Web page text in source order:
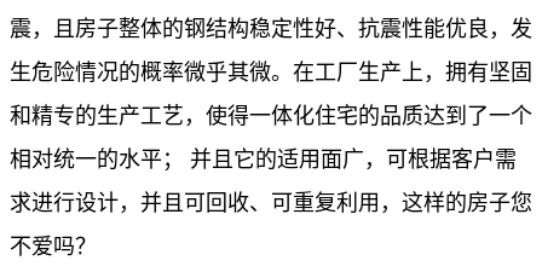
震，且房子整体的钢结构稳定性好、抗震性能优良，发
生危险情况的概率微乎其微。在工厂生产上，拥有坚固
和精专的生产工艺，使得一体化住宅的品质达到了一个
相对统一的水平； 并且它的适用面广，可根据客户需
求进行设计，并且可回收、可重复利用，这样的房子您
不爱吗？